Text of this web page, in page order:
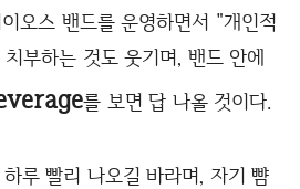
오스 밴드를 운영하면서 "개인적
부하는 것도 웃기며, 밴드 안에
를 보면 답 나올 것이다.
루 빨리 나오길 바라며, 자기 뺨